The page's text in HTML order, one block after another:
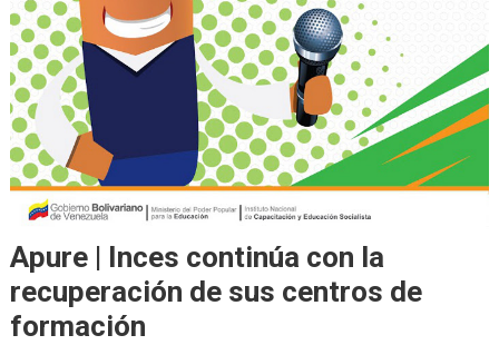
Apure | Inces continúa con la
recuperación de sus centros de
formación